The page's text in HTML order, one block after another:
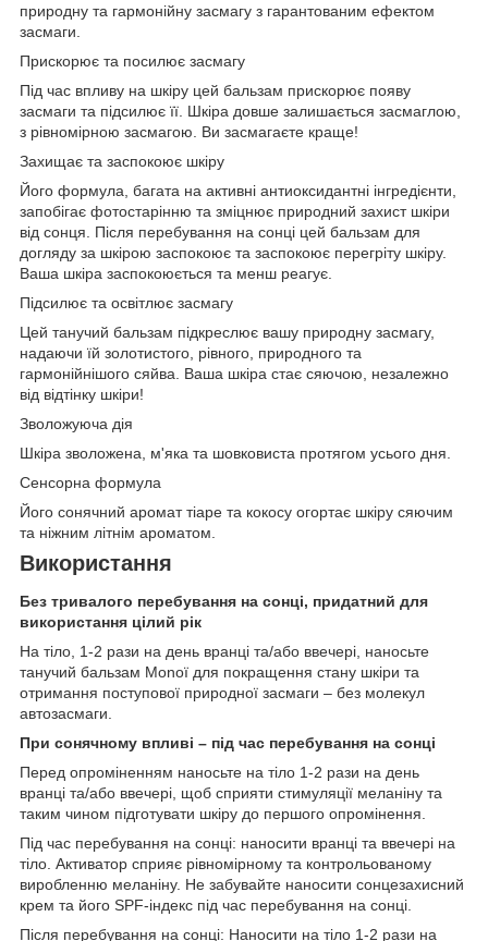
природну та гармонійну засмагу з гарантованим ефектом
засмаги.
Прискорює та посилює засмагу
Під час впливу на шкіру цей бальзам прискорює появу
засмаги та підсилює її. Шкіра довше залишається засмаглою,
з рівномірною засмагою. Ви засмагаєте краще!
Захищає та заспокоює шкіру
Його формула, багата на активні антиоксидантні інгредієнти,
запобігає фотостарінню та зміцнює природний захист шкіри
від сонця. Після перебування на сонці цей бальзам для
догляду за шкірою заспокоює та заспокоює перегріту шкіру.
Ваша шкіра заспокоюється та менш реагує.
Підсилює та освітлює засмагу
Цей танучий бальзам підкреслює вашу природну засмагу,
надаючи їй золотистого, рівного, природного та
гармонійнішого сяйва. Ваша шкіра стає сяючою, незалежно
від відтінку шкіри!
Зволожуюча дія
Шкіра зволожена, м'яка та шовковиста протягом усього дня.
Сенсорна формула
Його сонячний аромат тіаре та кокосу огортає шкіру сяючим
та ніжним літнім ароматом.
Використання
Без тривалого перебування на сонці, придатний для
використання цілий рік
На тіло, 1-2 рази на день вранці та/або ввечері, наносьте
танучий бальзам Monoï для покращення стану шкіри та
отримання поступової природної засмаги – без молекул
автозасмаги.
При сонячному впливі – під час перебування на сонці
Перед опроміненням наносьте на тіло 1-2 рази на день
вранці та/або ввечері, щоб сприяти стимуляції меланіну та
таким чином підготувати шкіру до першого опромінення.
Під час перебування на сонці: наносити вранці та ввечері на
тіло. Активатор сприяє рівномірному та контрольованому
виробленню меланіну. Не забувайте наносити сонцезахисний
крем та його SPF-індекс під час перебування на сонці.
Після перебування на сонці: Наносити на тіло 1-2 рази на